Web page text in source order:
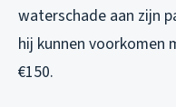
waterschade aan zijn
hij kunnen voorkomen
€150.